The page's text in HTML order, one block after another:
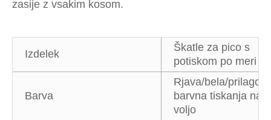
zasije z vsakim kosom.
Izdelek
Škatle za pico s
potiskom po meri
Barva
Rjava/bela/
barvna tiskanja na
voljo